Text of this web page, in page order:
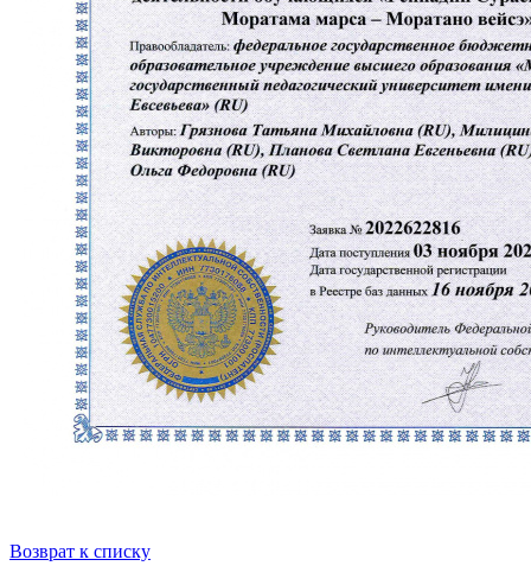
Возврат к списку